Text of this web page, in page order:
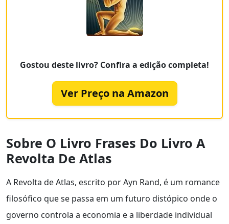
Gostou deste livro? Confira a edição completa!
Ver Preço na Amazon
Sobre O Livro Frases Do Livro A
Revolta De Atlas
A Revolta de Atlas, escrito por Ayn Rand, é um romance
filosófico que se passa em um futuro distópico onde o
governo controla a economia e a liberdade individual